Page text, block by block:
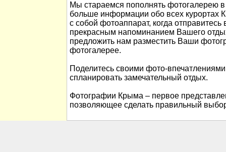
Мы стараемся пополнять фотогалерею
больше информации обо всех курортах
с собой фотоаппарат, когда
прекрасным напоминанием Вашего
предложить нам разместить Ваши
фотогалерее.
Поделитесь своими фото-
спланировать замечательный отдых.
Фотографии Крыма – первое
позволяющее сделать правильный